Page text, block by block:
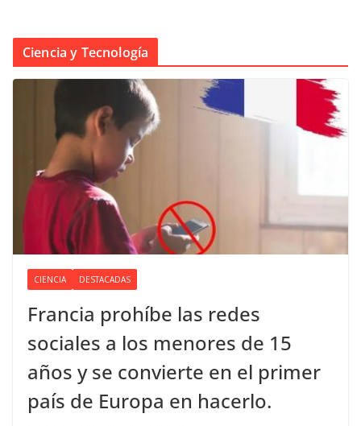
Ciencia y Tecnología
CIENCIA DESTACADAS
Francia prohíbe las redes
sociales a los menores de 15
años y se convierte en el primer
país de Europa en hacerlo.